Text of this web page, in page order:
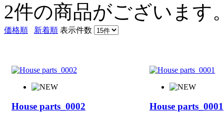
2件の商品がございます
価格順 新着順 表示件数
House parts_0002 House parts_0001